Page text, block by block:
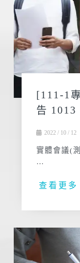
[111-1
告 1013
2022 / 10 / 12
實體會議(
…
查看更